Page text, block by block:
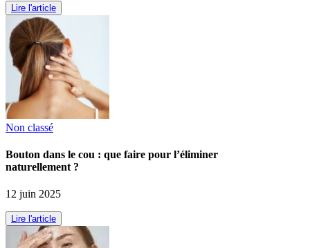
Lire l'article
Non classé
Bouton dans le cou : que faire pour l’éliminer
naturellement ?
12 juin 2025
Lire l'article